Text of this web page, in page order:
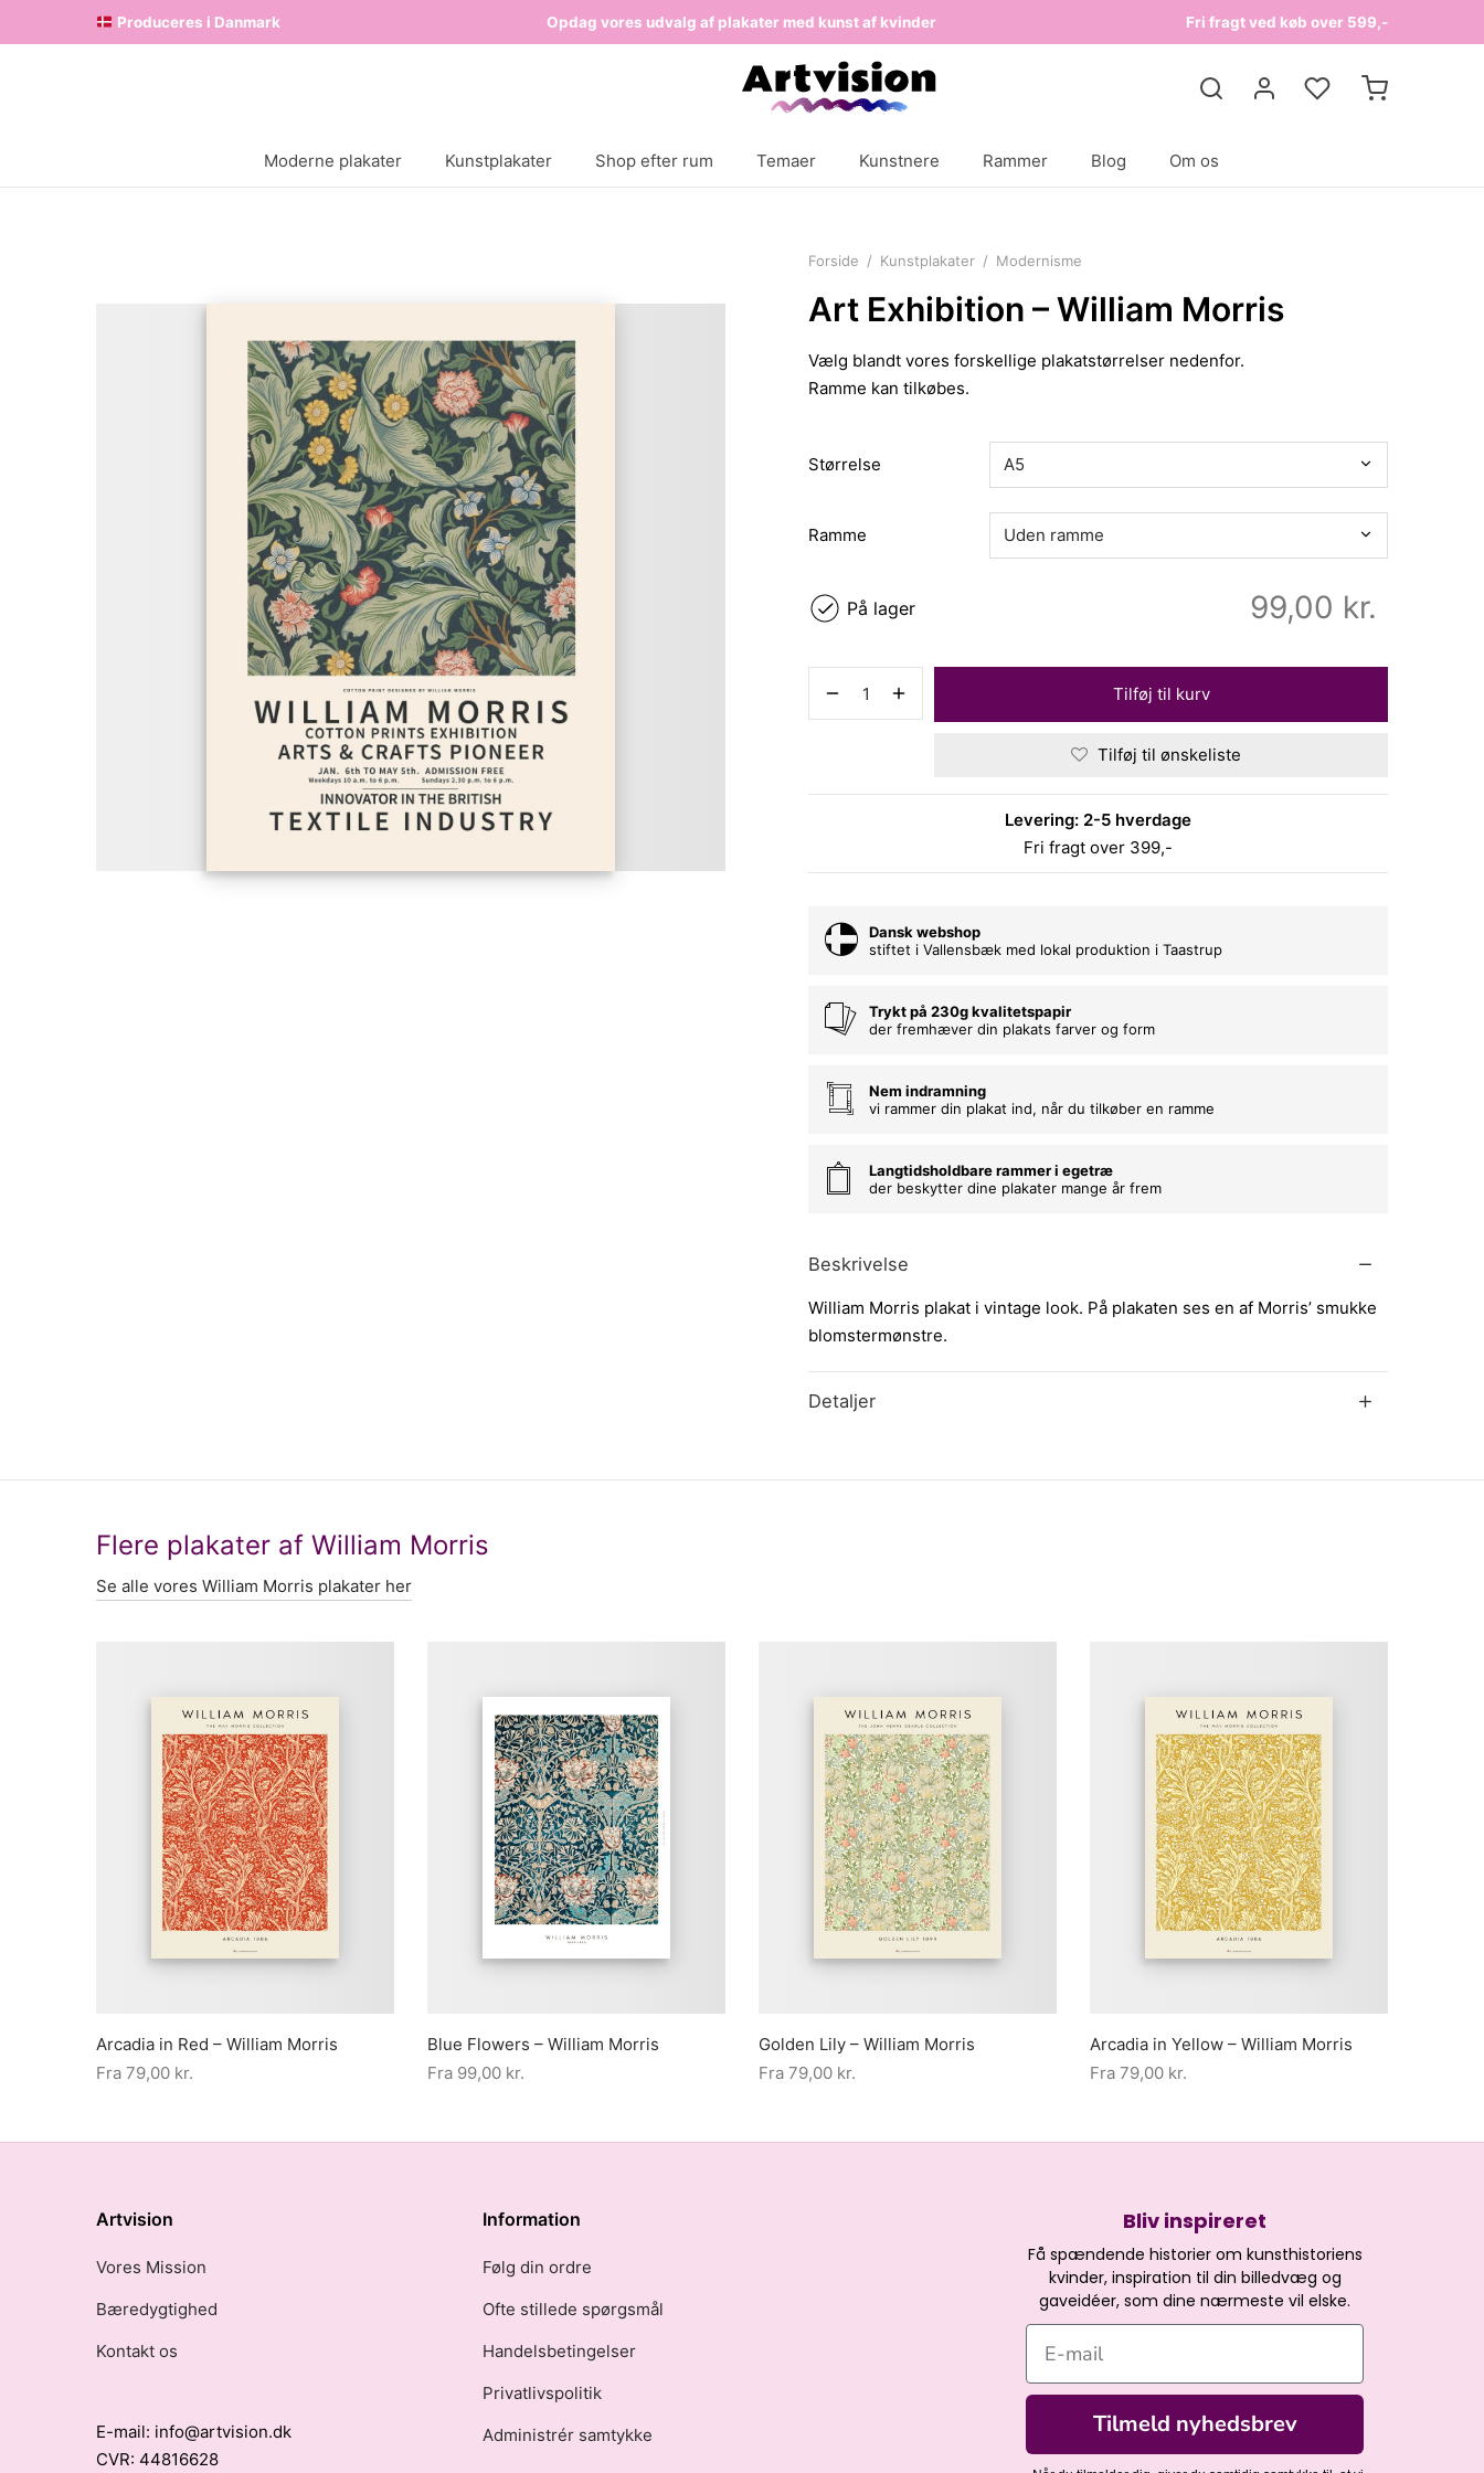
Produceres i Danmark Opdag vores udvalg af plakater med kunst af kvinder Fri fragt ved køb over 599,-
Moderne plakater Kunstplakater Shop efter rum Temaer Kunstnere Rammer Blog Om os
Forside / Kunstplakater / Modernisme
Art Exhibition – William Morris
Vælg blandt vores forskellige plakatstørrelser nedenfor.
Ramme kan tilkøbes.
Størrelse
Ramme
99,00 kr.
På lager
Tilføj til kurv
Tilføj til ønskeliste
Levering: 2-5 hverdage
Fri fragt over 399,-
Dansk webshop
stiftet i Vallensbæk med lokal produktion i Taastrup
Trykt på 230g kvalitetspapir
der fremhæver din plakats farver og form
Nem indramning
vi rammer din plakat ind, når du tilkøber en ramme
Langtidsholdbare rammer i egetræ
der beskytter dine plakater mange år frem
Beskrivelse
William Morris plakat i vintage look. På plakaten ses en af Morris’ smukke
blomstermønstre.
Detaljer
Flere plakater af William Morris
Se alle vores William Morris plakater her
Arcadia in Red – William Morris
Fra 79,00 kr.
Blue Flowers – William Morris
Fra 99,00 kr.
Golden Lily – William Morris
Fra 79,00 kr.
Arcadia in Yellow – William Morris
Fra 79,00 kr.
Bliv inspireret
Få spændende historier om kunsthistoriens
kvinder, inspiration til din billedvæg og
gaveidéer, som dine nærmeste vil elske.
E-mail
Tilmeld nyhedsbrev
Information
Følg din ordre
Ofte stillede spørgsmål
Handelsbetingelser
Privatlivspolitik
Administrér samtykke
Artvision
Vores Mission
Bæredygtighed
Kontakt os
E-mail: info@artvision.dk
CVR: 44816628